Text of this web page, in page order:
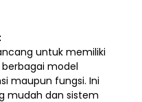
untuk memiliki
model
maupun fungsi. Ini
mudah dan sistem